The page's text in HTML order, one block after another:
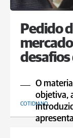
Pedido
desafios
O
objetiva,
COTIDIANO